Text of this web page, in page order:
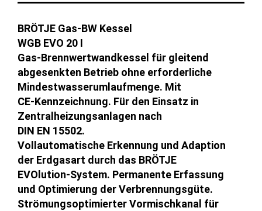
BRÖTJE Gas-BW Kessel
WGB EVO 20 I
Gas-Brennwertwandkessel für gleitend
abgesenkten Betrieb ohne erforderliche
Mindestwasserumlaufmenge. Mit
CE-Kennzeichnung. Für den Einsatz in
Zentralheizungsanlagen nach
DIN EN 15502.
Vollautomatische Erkennung und Adaption
der Erdgasart durch das BRÖTJE
EVOlution-System. Permanente Erfassung
und Optimierung der Verbrennungsgüte.
Strömungsoptimierter Vormischkanal für